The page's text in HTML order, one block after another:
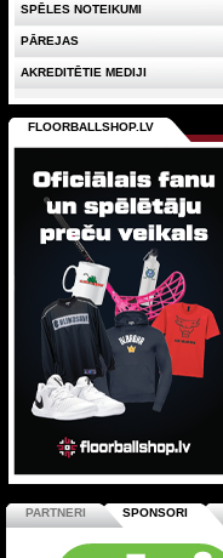
SPĒLES NOTEIKUMI
PĀREJAS
AKREDITĒTIE MEDIJI
FLOORBALLSHOP.LV
PARTNERI SPONSORI